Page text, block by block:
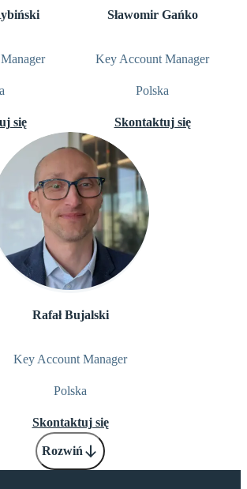
się
Sławomir Gańko
Key Account Manager
Polska
Skontaktuj się
Rafał Bujalski
Key Account Manager
Polska
Skontaktuj się
Rozwiń